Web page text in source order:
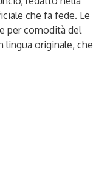
che fa fede. Le
per comodità del
lingua originale, che